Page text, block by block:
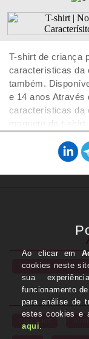
T-shirt de criança
características da
também.
e 14 anos Através
características da
maquete da t-
redução de preço
informação
e-mail
10 Dicas - Onde
Contactos